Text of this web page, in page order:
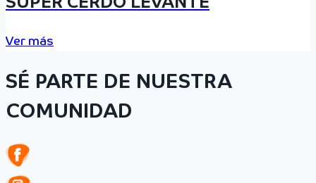
Ver más
SÉ PARTE DE NUESTRA
COMUNIDAD